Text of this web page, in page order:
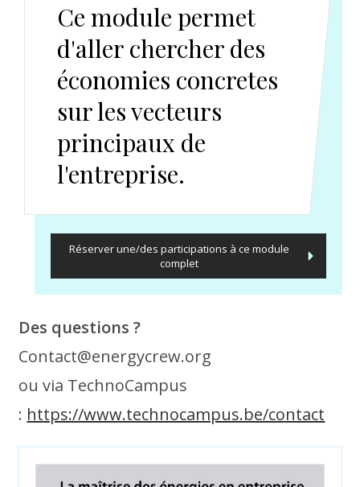
Ce module permet
d'aller chercher des
économies concretes
sur les vecteurs
principaux de
l'entreprise.
Réserver une/des participations à ce module
complet
Des questions ?
Contact@energycrew.org
ou via TechnoCampus
: https://www.technocampus.be/contact